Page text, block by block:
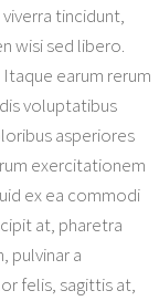
tincidunt,
wisi sed libero.
earum rerum
voluptatibus
asperiores
exercitationem
ex ea commodi
at, pharetra
pulvinar a
felis, sagittis at,